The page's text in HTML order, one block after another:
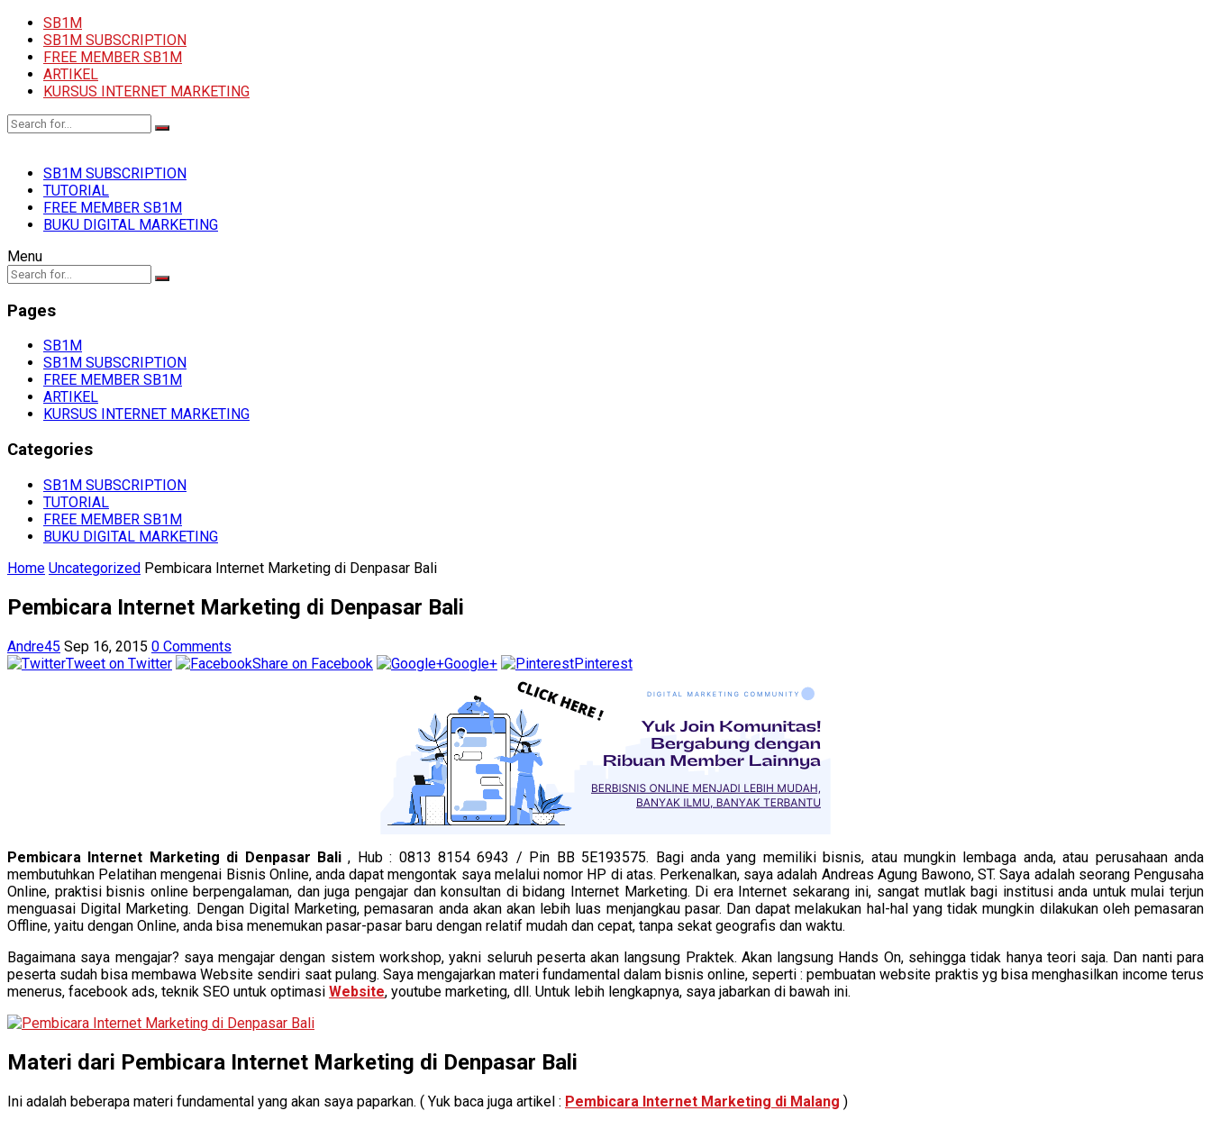
SB1M
SB1M SUBSCRIPTION
FREE MEMBER SB1M
ARTIKEL
KURSUS INTERNET MARKETING
SB1M SUBSCRIPTION
TUTORIAL
FREE MEMBER SB1M
BUKU DIGITAL MARKETING
Menu
Pages
SB1M
SB1M SUBSCRIPTION
FREE MEMBER SB1M
ARTIKEL
KURSUS INTERNET MARKETING
Categories
SB1M SUBSCRIPTION
TUTORIAL
FREE MEMBER SB1M
BUKU DIGITAL MARKETING
Home Uncategorized Pembicara Internet Marketing di Denpasar Bali
Pembicara Internet Marketing di Denpasar Bali
Andre45 Sep 16, 2015 0 Comments
Tweet on Twitter
Share on Facebook Google+ Pinterest
Pembicara Internet Marketing di Denpasar Bali, Hub : 0813 8154 6943 / Pin BB 5E193575. Bagi anda yang memiliki bisnis, atau mungkin lembaga anda, atau perusahaan anda
membutuhkan Pelatihan mengenai Bisnis Online, anda dapat mengontak saya melalui nomor HP di atas. Perkenalkan, saya adalah Andreas Agung Bawono, ST. Saya adalah seorang Pengusaha
Online, praktisi bisnis online berpengalaman, dan juga pengajar dan konsultan di bidang Internet Marketing. Di era Internet sekarang ini, sangat mutlak bagi institusi anda untuk mulai terjun
menguasai Digital Marketing. Dengan Digital Marketing, pemasaran anda akan akan lebih luas menjangkau pasar. Dan dapat melakukan hal-hal yang tidak mungkin dilakukan oleh pemasaran
Offline, yaitu dengan Online, anda bisa menemukan pasar-pasar baru dengan relatif mudah dan cepat, tanpa sekat geografis dan waktu.
Bagaimana saya mengajar? saya mengajar dengan sistem workshop, yakni seluruh peserta akan langsung Praktek. Akan langsung Hands On, sehingga tidak hanya teori saja. Dan nanti para
peserta sudah bisa membawa Website sendiri saat pulang. Saya mengajarkan materi fundamental dalam bisnis online, seperti : pembuatan website praktis yg bisa menghasilkan income terus
menerus, facebook ads, teknik SEO untuk optimasi Website, youtube marketing, dll. Untuk lebih lengkapnya, saya jabarkan di bawah ini.
Materi dari Pembicara Internet Marketing di Denpasar Bali
Ini adalah beberapa materi fundamental yang akan saya paparkan. ( Yuk baca juga artikel : Pembicara Internet Marketing di Malang )